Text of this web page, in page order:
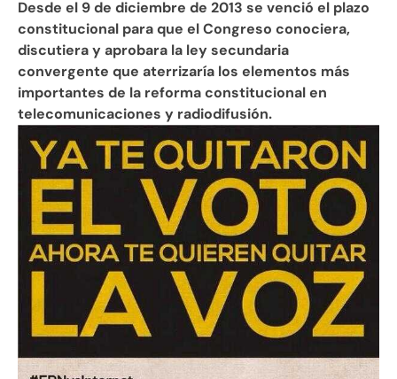
Desde el 9 de diciembre de 2013 se venció el plazo
constitucional para que el Congreso conociera,
discutiera y aprobara la ley secundaria
convergente que aterrizaría los elementos más
importantes de la reforma constitucional en
telecomunicaciones y radiodifusión.